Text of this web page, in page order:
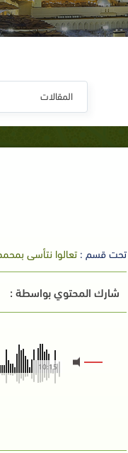
المقالات
تحت قسم :تعالوا نتأسى
شارك المحتوي بواسطة :
10:15